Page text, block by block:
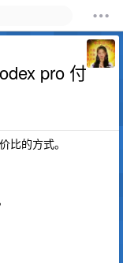
pro 付
比的方式。